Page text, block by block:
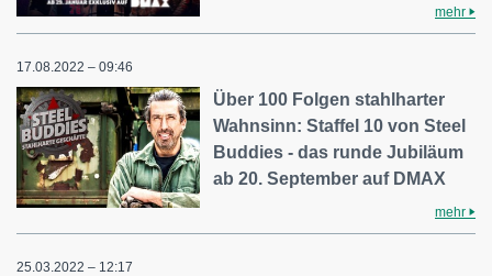
mehr
17.08.2022 – 09:46
Über 100 Folgen stahlharter
Wahnsinn: Staffel 10 von Steel
Buddies - das runde Jubiläum
ab 20. September auf DMAX
mehr
25.03.2022 – 12:17